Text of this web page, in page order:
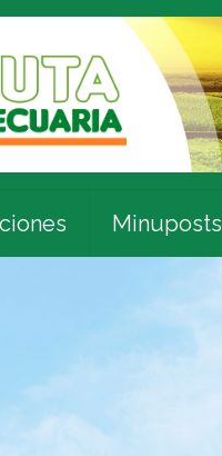
Minuposts